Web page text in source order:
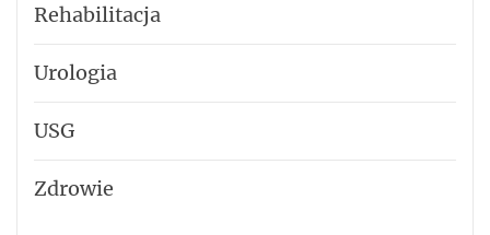
Rehabilitacja
Urologia
USG
Zdrowie